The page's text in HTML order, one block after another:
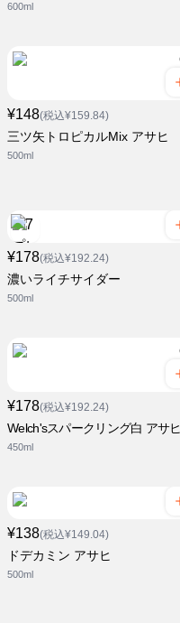
600ml
¥148(税込¥159.84)
三ツ矢トロピカルMix アサヒ
500ml
¥178(税込¥192.24)
濃いライチサイダー
500ml
¥178(税込¥192.24)
Welch'sスパークリング白 アサヒ
450ml
¥138(税込¥149.04)
ドデカミン アサヒ
500ml